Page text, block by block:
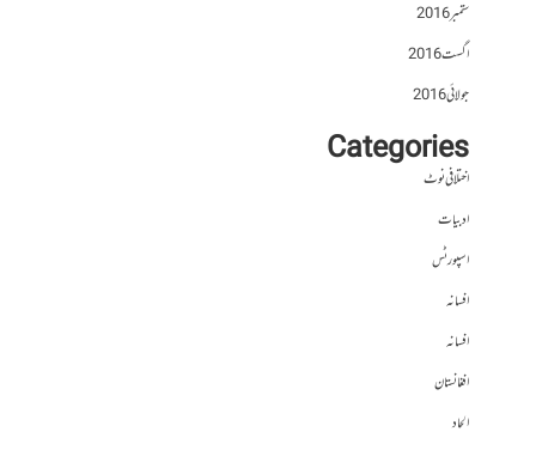
ستمبر 2016
اگست 2016
جولائی 2016
Categories
اختلافی نوٹ
ادبیات
اسپورٹس
افسانہ
افسانہ
افغانستان
الحاد